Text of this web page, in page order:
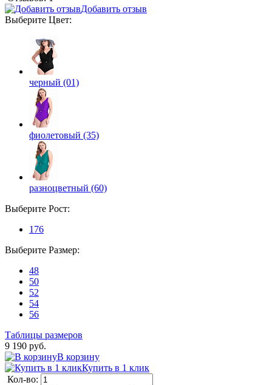
Добавить отзыв
Выберите Цвет:
черный (01)
фиолетовый (35)
разноцветный (60)
Выберите Рост:
176
Выберите Размер:
48
50
52
54
56
Таблицы размеров
9 190 руб.
В корзину
Купить в 1 клик
Кол-во: